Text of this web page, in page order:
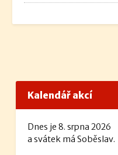
Kalendář akcí
Dnes je 8. srpna 2026
a svátek má Soběslav.